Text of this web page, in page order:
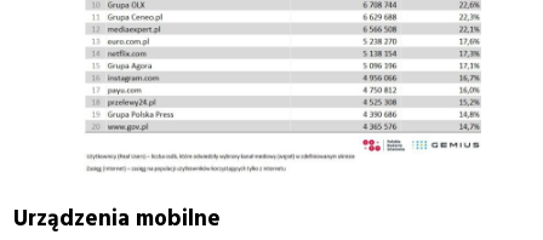
Urządzenia mobilne